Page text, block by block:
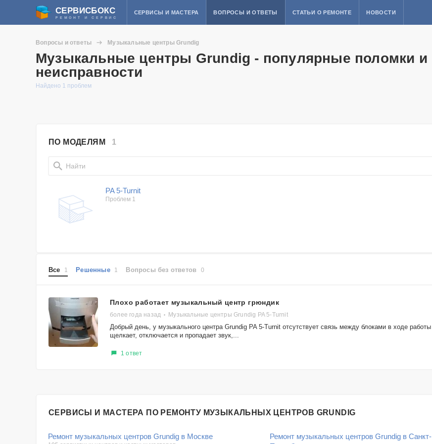
СЕРВИСБОКС
РЕМОНТ И СЕРВИС
СЕРВИСЫ И МАСТЕРА ВОПРОСЫ И ОТВЕТЫ СТАТЬИ О РЕМОНТЕ НОВОСТИ
Вопросы и ответы Музыкальные центры Grundig
Музыкальные центры Grundig - популярные поломки и
неисправности
Найдено 1 проблем
ПО МОДЕЛЯМ 1
PA 5-Turnit
Проблем 1
Все 1 Решенные 1 Вопросы без ответов 0
Плохо работает музыкальный центр грюндик
более года назад Музыкальные центры Grundig PA 5-Turnit
Добрый день, у музыкального центра Grundig PA 5-Turnit отсутствует связь между блоками в ходе работы
щелкает, отключается и пропадает звук,...
1 ответ
СЕРВИСЫ И МАСТЕРА ПО РЕМОНТУ МУЗЫКАЛЬНЫХ ЦЕНТРОВ GRUNDIG
Ремонт музыкальных центров Grundig в Москве
Ремонт музыкальных центров Grundig в Санкт-